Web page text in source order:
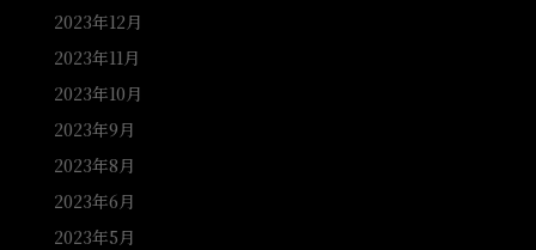
2023年12月
2023年11月
2023年10月
2023年9月
2023年8月
2023年6月
2023年5月